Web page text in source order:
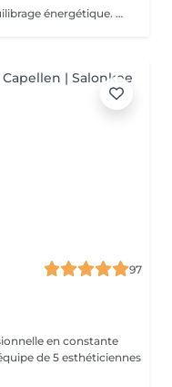
Objectifs principaux : Drainage, Rééquilibrage énergétique. Massage du corps entier inspiré des traditions indiennes ancestrales, où les manuvres sont à la fois enveloppantes, profondes et rythmées, alternant pressions, lissages et mouvements circulaires. Chaque geste suit une chorégraphie précise visant à stimuler les points énergétiques et à accompagner le corps dans un mouvement naturel de rééquilibrage. Ce rituel harmonieux soutient la circulation sanguine et lymphatique, favorise le drainage naturel de l'organisme et aide à éliminer les toxines accumulées. Par son rythme fluide et structuré, il dynamise les tissus, relance l'énergie vitale (prana) et contribue à délier les zones de stagnation. Le corps retrouve légèreté et vitalité, tandis qu'une sensation d'ancrage et d'harmonie intérieure s'installe durablement. Fréquence recommandée : Ponctuellement, ou toutes les 2 à 3 semaines dans le cadre d'un entretien régulier.
97
en constante
de 5 esthéticiennes